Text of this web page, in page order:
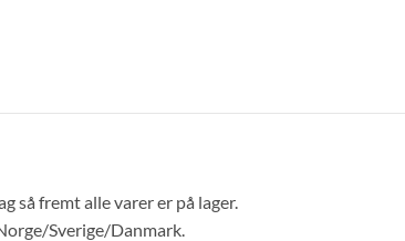
så fremt alle varer er på lager.
Sverige/Danmark.